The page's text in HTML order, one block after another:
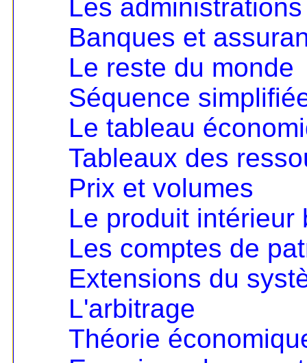
Les
Banques et
Le reste du monde
Séquence
Le tableau
Tableaux des
Prix et volumes
Le produit intérieur
Les comptes de
Extensions du
L'arbitrage
Théorie